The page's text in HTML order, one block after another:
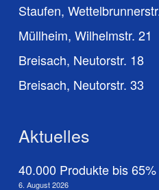
Staufen,
Müllheim, Wilhelmstr. 21
Breisach, Neutorstr. 18
Breisach, Neutorstr. 33
Aktuelles
40.000 Produkte bis
6. August 2026